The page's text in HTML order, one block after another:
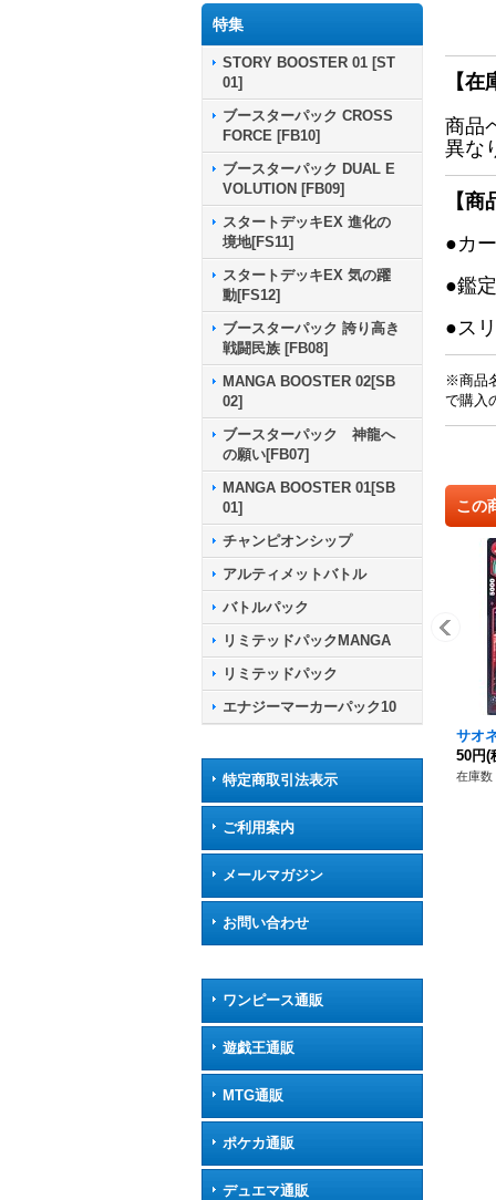
特集
STORY BOOSTER 01 [ST
01]
ブースターパック CROSS
FORCE [FB10]
ブースターパック DUAL E
VOLUTION [FB09]
スタートデッキEX 進化の
境地[FS11]
スタートデッキEX 気の躍
動[FS12]
ブースターパック 誇り高き
戦闘民族 [FB08]
MANGA BOOSTER 02[SB
02]
ブースターパック 神龍へ
の願い[FB07]
MANGA BOOSTER 01[SB
01]
チャンピオンシップ
アルティメットバトル
バトルパック
リミテッドパックMANGA
リミテッドパック
エナジーマーカーパック10
特定商取引法表示
ご利用案内
メールマガジン
お問い合わせ
ワンピース通販
遊戯王通販
MTG通販
ポケカ通販
デュエマ通販
【
商品
異な
【
●カ
●鑑
●ス
※商品
で購入
この
サオ
50円(
在庫数